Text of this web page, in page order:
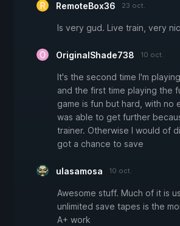
RemoteBox36 23 oct.
Is very gud. Live train, very
OriginalShade738 10 oct.
It's the second time I'm
and the first time playing the
game is fun but hard, with no
was able to get further
trainer. Otherwise I would of
got a chance to save
ulasamosa 10 oct.
Awesome stuff. Much of it is
unlimited save tapes is the
A+ work